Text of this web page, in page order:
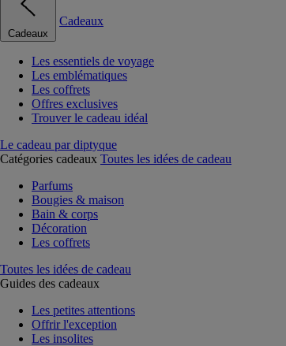
Cadeaux
Cadeaux
Les essentiels de voyage
Les emblématiques
Les coffrets
Offres exclusives
Trouver le cadeau idéal
Le cadeau par diptyque
Catégories cadeaux Toutes les idées de cadeau
Parfums
Bougies & maison
Bain & corps
Décoration
Les coffrets
Toutes les idées de cadeau
Guides des cadeaux
Les petites attentions
Offrir l'exception
Les insolites